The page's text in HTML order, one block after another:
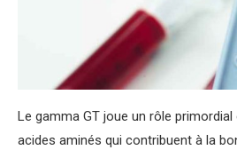
Le gamma GT joue un rôle
acides aminés qui contribuent à la